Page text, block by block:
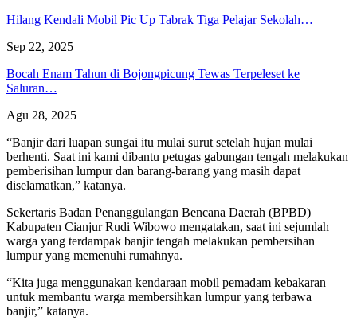
Hilang Kendali Mobil Pic Up Tabrak Tiga Pelajar Sekolah…
Sep 22, 2025
Bocah Enam Tahun di Bojongpicung Tewas Terpeleset ke
Saluran…
Agu 28, 2025
“Banjir dari luapan sungai itu mulai surut setelah hujan mulai
berhenti. Saat ini kami dibantu petugas gabungan tengah melakukan
pemberisihan lumpur dan barang-barang yang masih dapat
diselamatkan,” katanya.
Sekertaris Badan Penanggulangan Bencana Daerah (BPBD)
Kabupaten Cianjur Rudi Wibowo mengatakan, saat ini sejumlah
warga yang terdampak banjir tengah melakukan pembersihan
lumpur yang memenuhi rumahnya.
“Kita juga menggunakan kendaraan mobil pemadam kebakaran
untuk membantu warga membersihkan lumpur yang terbawa
banjir,” katanya.